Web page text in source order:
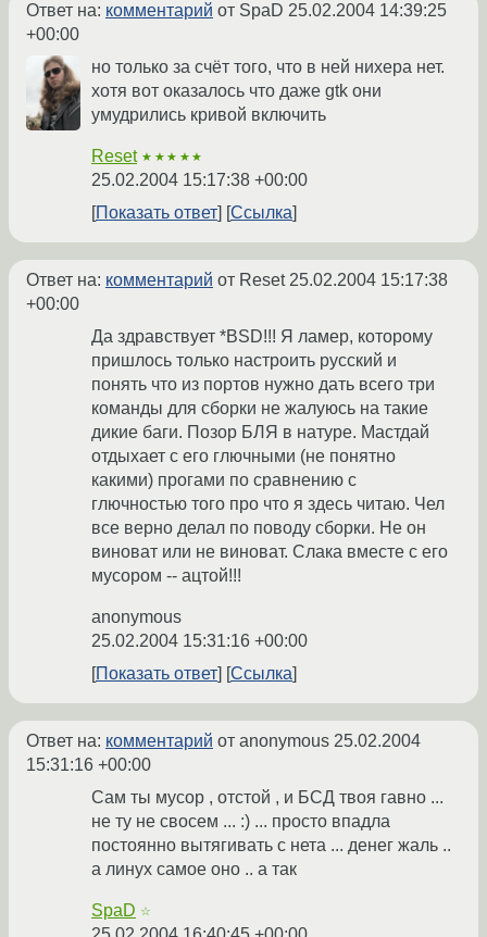
Ответ на: комментарий от SpaD 25.02.2004 14:39:25
+00:00
но только за счёт того, что в ней нихера нет.
хотя вот оказалось что даже gtk они
умудрились кривой включить
Reset ★★★★★
25.02.2004 15:17:38 +00:00
Показать ответ
Ссылка
Ответ на: комментарий от Reset25.02.2004 15:17:38
+00:00
Да здравствует *BSD!!! Я ламер, которому
пришлось только настроить русский и
понять что из портов нужно дать всего три
команды для сборки не жалуюсь на такие
дикие баги. Позор БЛЯ в натуре. Мастдай
отдыхает с его глючными (не понятно
какими) прогами по сравнению с
глючностью того про что я здесь читаю. Чел
все верно делал по поводу сборки. Не он
виноват или не виноват. Слака вместе с его
мусором -- ацтой!!!
anonymous
25.02.2004 15:31:16 +00:00
Показать ответ
Ссылка
Ответ на: комментарий от anonymous 25.02.2004
15:31:16 +00:00
Сам ты мусор , отстой , и БСД твоя гавно ...
не ту не свосем ... :) ... просто впадла
постоянно вытягивать с нета ... денег жаль ..
а линух самое оно .. а так
SpaD ☆